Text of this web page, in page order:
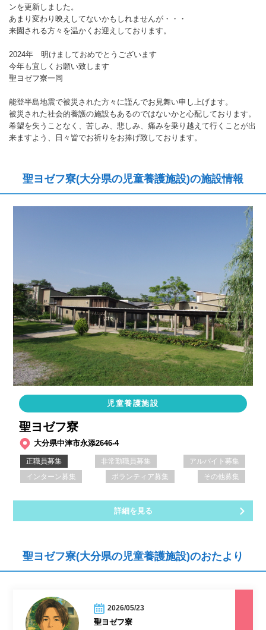
ンを更新しました。
あまり変わり映えしてないかもしれませんが・・・
来園される方々を温かくお迎えしております。
2024年 明けましておめでとうございます
今年も宜しくお願い致します
聖ヨゼフ寮一同
能登半島地震で被災された方々に謹んでお見舞い申し上げます。
被災された社会的養護の施設もあるのではないかと心配しております。
希望を失うことなく、苦しみ、悲しみ、痛みを乗り越えて行くことが出
来ますよう、日々皆でお祈りをお捧げ致しております。
聖ヨゼフ寮(大分県の児童養護施設)の施設情報
児童養護施設
聖ヨゼフ寮
大分県中津市永添2646-4
正職員募集 非常勤職員募集
アルバイト募集
インターン募集
ボランティア募集 その他募集
詳細を見る
聖ヨゼフ寮(大分県の児童養護施設)のおたより
2026/05/23
聖ヨゼフ寮